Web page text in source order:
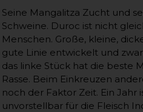
Seine Mangalitza Zucht und
Schweine. Duroc ist nicht
Menschen. Große, kleine,
gute Linie entwickelt und
das linke Stück hat die beste
Rasse. Beim Einkreuzen
noch der Faktor Zeit. Ein
unvorstellbar für die Fleisch